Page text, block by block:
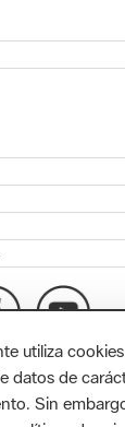
Llacuna, 1a
utiliza
datos de
Sin